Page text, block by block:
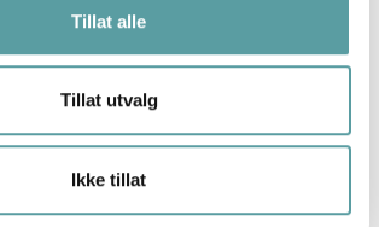
Tillat alle
Tillat utvalg
Ikke tillat